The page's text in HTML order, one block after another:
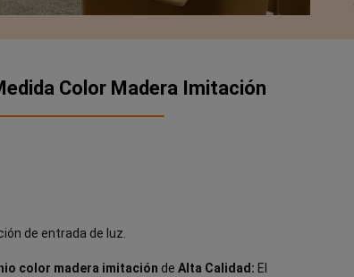
Color Madera Imitación
de entrada de luz.
color madera imitación de Alta Calidad: El